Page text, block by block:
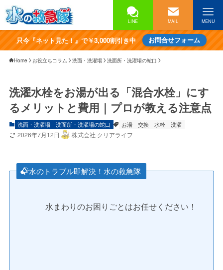
LINE MAIL MENU
只今『ネット見た！』で￥3,000割引き中 お問合せフォーム
Home お役立ちコラム 洗面・洗濯場 洗面所・洗濯場の蛇口
洗濯水栓をお湯が出る「混合水栓」にす
るメリットと費用｜プロが教える注意点
洗面・洗濯場 洗面所・洗濯場の蛇口 お湯 交換 水栓 洗濯
2026年7月12日 株式会社 クリアライフ
水のトラブル即解決！水の救急隊
水まわりのお困りごとはお任せください！